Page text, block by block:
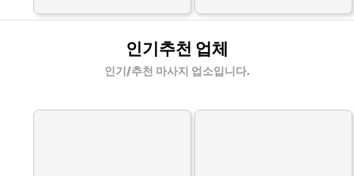
인기추천 업체
인기/추천 마사지 업소입니다.